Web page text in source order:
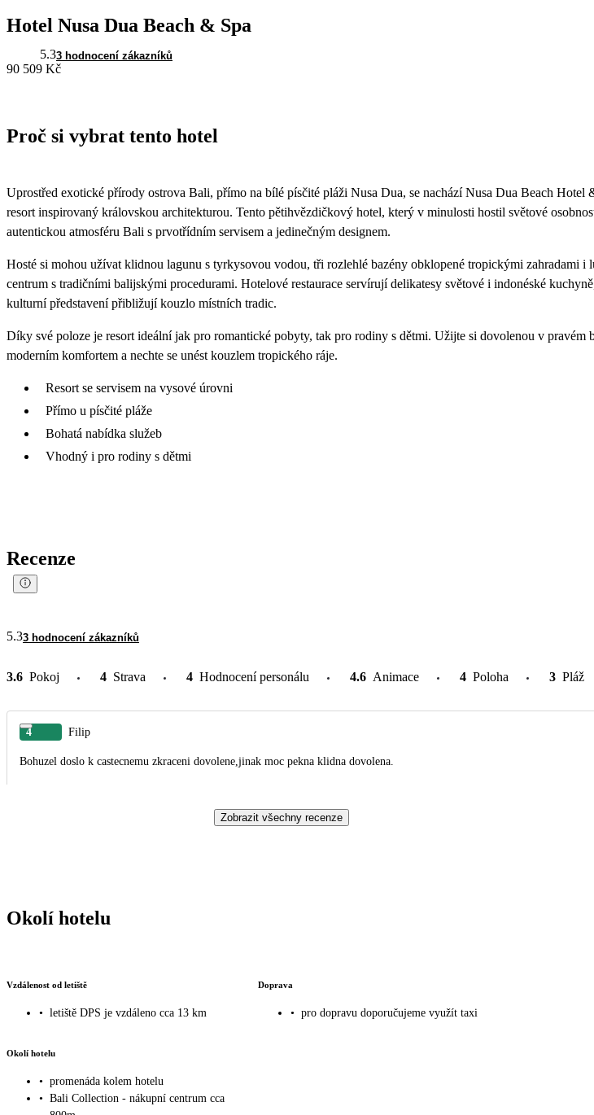
Hotel Nusa Dua Beach & Spa
5.33 hodnocení zákazníků
90 509 Kč
Proč si vybrat tento hotel
Uprostřed exotické přírody ostrova Bali, přímo na bílé písčité pláži Nusa Dua, se nachází Nusa Dua Beach Hotel
resort inspirovaný královskou architekturou. Tento pětihvězdičkový hotel, který v minulosti hostil světové
autentickou atmosféru Bali s prvotřídním servisem a jedinečným designem.
Hosté si mohou užívat klidnou lagunu s tyrkysovou vodou, tři rozlehlé bazény obklopené tropickými zahradami i
centrum s tradičními balijskými procedurami. Hotelové restaurace servírují delikatesy světové i indonéské
kulturní představení přibližují kouzlo místních tradic.
Díky své poloze je resort ideální jak pro romantické pobyty, tak pro rodiny s dětmi. Užijte si dovolenou v pravém
moderním komfortem a nechte se unést kouzlem tropického ráje.
Resort se servisem na vysové úrovni
Přímo u písčité pláže
Bohatá nabídka služeb
Vhodný i pro rodiny s dětmi
Recenze
5.33 hodnocení zákazníků
3.6 Pokoj 4 Strava 4 Hodnocení personálu 4.6 Animace 4 Poloha 3 Pláž
4 Filip
Bohuzel doslo k castecnemu zkraceni dovolene,jinak moc pekna klidna dovolena.
Zobrazit všechny recenze
Okolí hotelu
Vzdálenost od letiště
• letiště DPS je vzdáleno cca 13 km
Doprava
• pro dopravu doporučujeme využít taxi
Okolí hotelu
• promenáda kolem hotelu
• Bali Collection - nákupní centrum cca